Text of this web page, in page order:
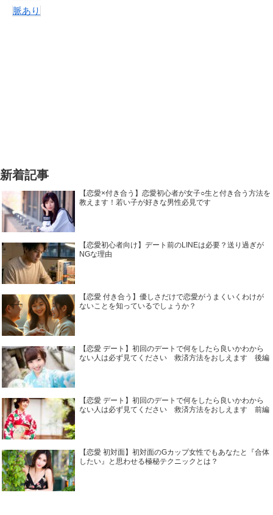
脈あり
新着記事
【恋愛×付き合う】恋愛初心者が女子○生と付き合う方法を
教えます！若い子が好きな男性必見です
【恋愛初心者向け】デート前のLINEは必要？送り過ぎが
NGな理由
【恋愛 付き合う】優しさだけで恋愛がうまくいくわけが
ないことを知っているでしょうか？
【恋愛 デート】初回のデートで何をしたら良いかわから
ない人は必ず見てください 救済方法をおしえます 後編
【恋愛 デート】初回のデートで何をしたら良いかわから
ない人は必ず見てください 救済方法をおしえます 前編
【恋愛 初対面】初対面のGカップ女性でもあなたと『合体
したい』と思わせる極秘テクニックとは？